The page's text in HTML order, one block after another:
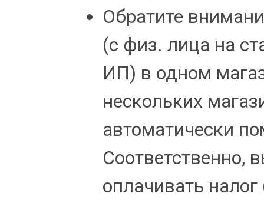
Обратите
(с физ. лица на
ИП) в одном
нескольких
автоматически
Соответственно,
оплачивать